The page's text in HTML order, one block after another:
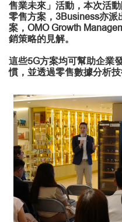
售業未來」活動，本次活
零售方案，3Business亦派
案，OMO Growth
銷策略的見解。
這些5G方案均可幫助企業
慣，並透過零售數據分析